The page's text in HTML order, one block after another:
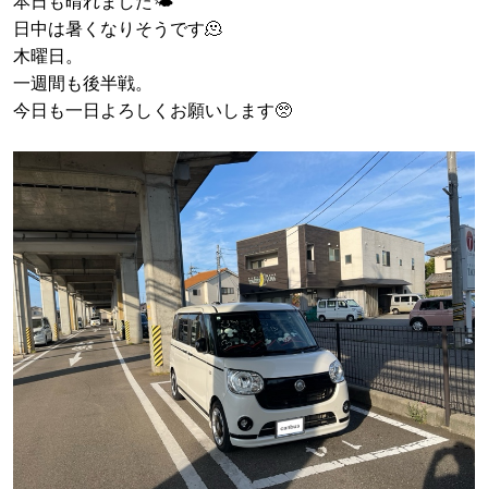
日中は暑くなりそうです🫠
木曜日。
一週間も後半戦。
今日も一日よろしくお願いします🥺